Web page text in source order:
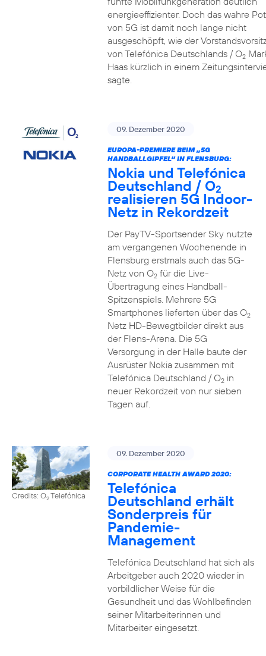
energieeffizienter. Doch das wahre
von 5G ist damit noch lange nicht
ausgeschöpft, wie der
von Telefónica Deutschlands / O2
Haas kürzlich in einem
sagte.
09. Dezember 2020
EUROPA-PREMIERE BEIM „5G
HANDBALLGIPFEL“ IN FLENSBURG:
Nokia und Telefónica
Deutschland / O2
realisieren 5G Indoor-
Netz in Rekordzeit
Der PayTV-Sportsender Sky nutzte
am vergangenen Wochenende in
Flensburg erstmals auch das 5G-
Netz von O2für die Live-
Übertragung eines Handball-
Spitzenspiels. Mehrere 5G
Smartphones lieferten über das O2
Netz HD-Bewegtbilder direkt aus
der Flens-Arena. Die 5G
Versorgung in der Halle baute der
Ausrüster Nokia zusammen mit
Telefónica Deutschland / O2in
neuer Rekordzeit von nur sieben
Tagen auf.
Credits: O2Telefónica
09. Dezember 2020
CORPORATE HEALTH AWARD 2020:
Telefónica
Deutschland erhält
Sonderpreis für
Pandemie-
Management
Telefónica Deutschland hat sich als
Arbeitgeber auch 2020 wieder in
vorbildlicher Weise für die
Gesundheit und das Wohlbefinden
seiner Mitarbeiterinnen und
Mitarbeiter eingesetzt.